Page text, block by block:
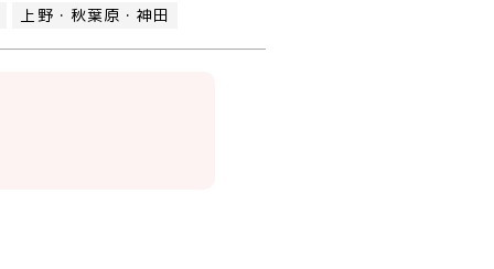
上野・秋葉原・神田